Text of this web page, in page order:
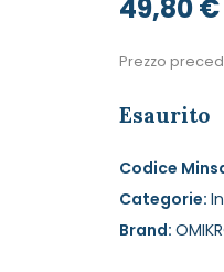
49,80€
Prezzo
Esaurito
Codice
Categorie:
Brand: